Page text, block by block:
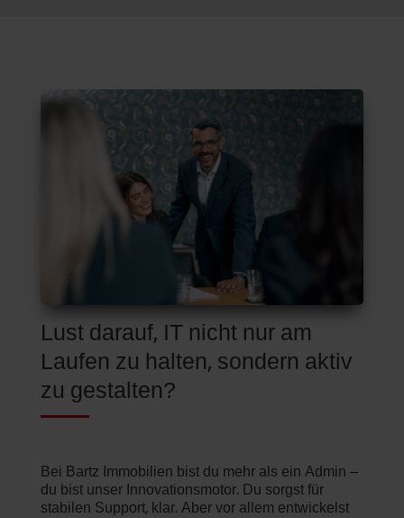
Lust darauf, IT nicht nur am
Laufen zu halten, sondern aktiv
zu gestalten?
Bei Bartz Immobilien bist du mehr als ein Admin –
du bist unser Innovationsmotor. Du sorgst für
stabilen Support, klar. Aber vor allem entwickelst